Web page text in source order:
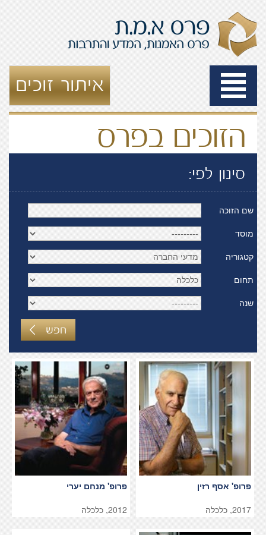
Toggle
navigation
איתור זוכים
הזוכים בפרס
סינון לפי:
שם הזוכה
מוסד
קטגוריה
תחום
שנה
חפש
פרופ' אסף רזין
2017, כלכלה
פרופ' מנחם יערי
2012, כלכלה